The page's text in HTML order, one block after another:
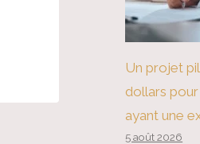
Le déficit
Un projet
dollars
ayant une
5 août 2026